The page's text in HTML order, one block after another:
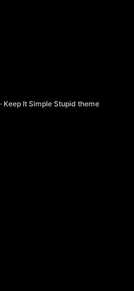
· Keep It Simple Stupid theme